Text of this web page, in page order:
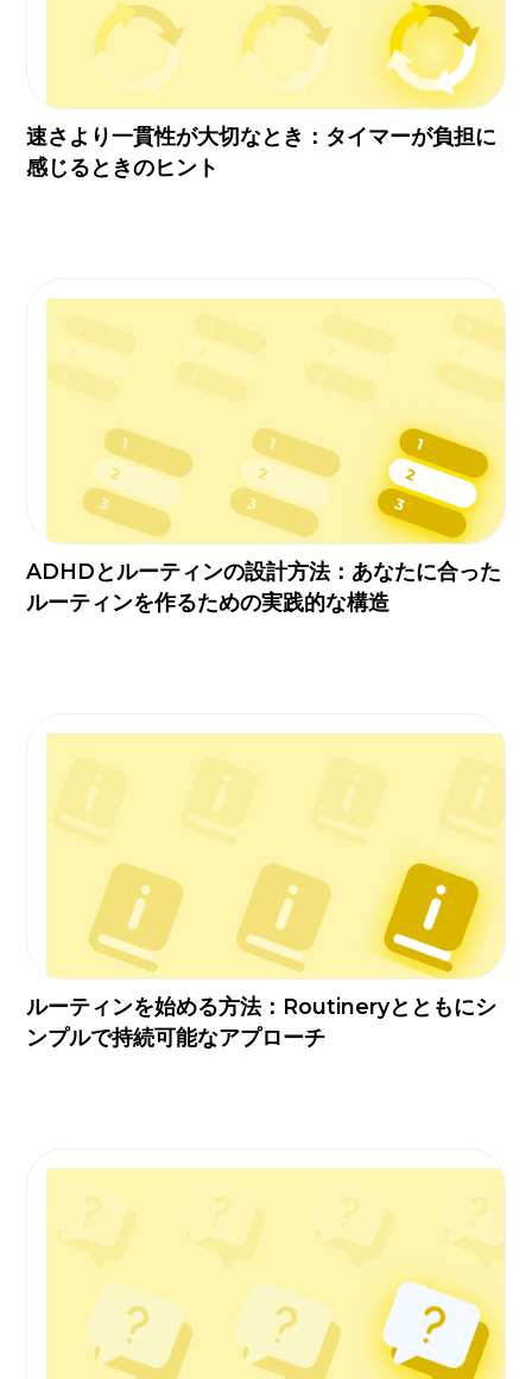
速さより一貫性が大切なとき：タイマーが負担に
感じるときのヒント
ADHDとルーティンの設計方法：あなたに合った
ルーティンを作るための実践的な構造
ルーティンを始める方法：Routineryとともにシ
ンプルで持続可能なアプローチ